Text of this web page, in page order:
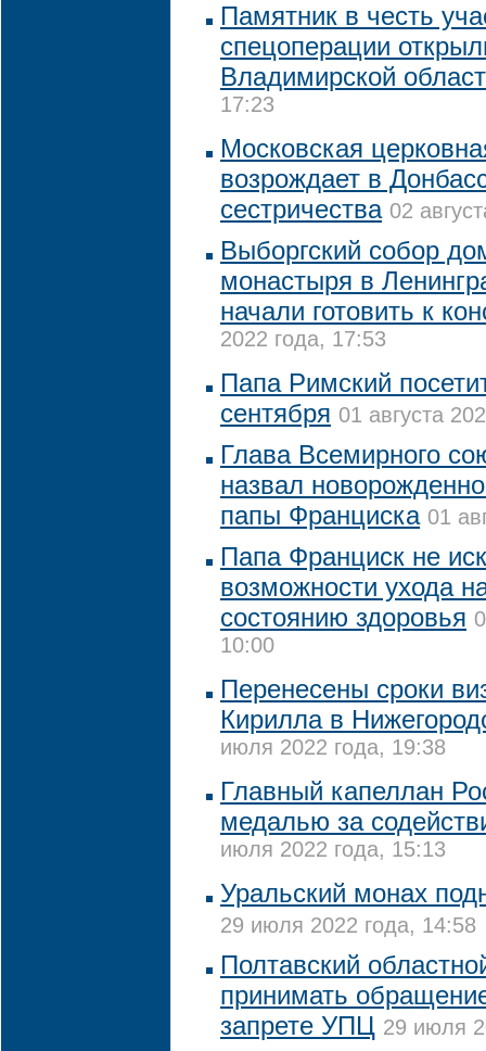
Памятник в честь
спецоперации
Владимирской
17:23
Московская
возрождает в
сестричества 02
Выборгский собор
монастыря в
начали готовить к
2022 года, 17:53
Папа Римский
сентября 01 августа
Глава Всемирного
назвал
папы Франциска 01
Папа Франциск не
возможности ухода
состоянию здоровья
10:00
Перенесены сроки
Кирилла в
июля 2022 года, 19:38
Главный капеллан
медалью за
июля 2022 года, 15:13
Уральский монах
29 июля 2022 года, 14:58
Полтавский
принимать
запрете УПЦ 29 июля